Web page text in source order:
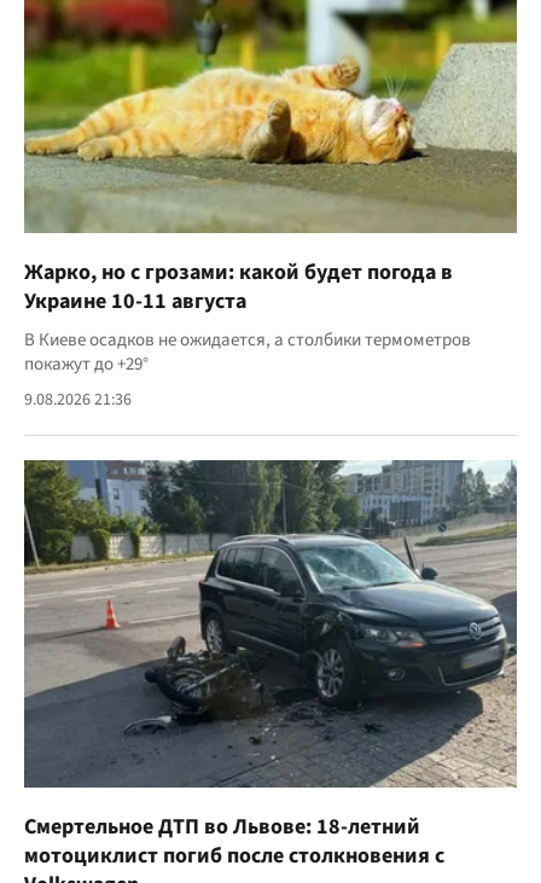
Жарко, но с грозами: какой будет погода в
Украине 10-11 августа
В Киеве осадков не ожидается, а столбики термометров
покажут до +29°
9.08.2026 21:36
Смертельное ДТП во Львове: 18-летний
мотоциклист погиб после столкновения с